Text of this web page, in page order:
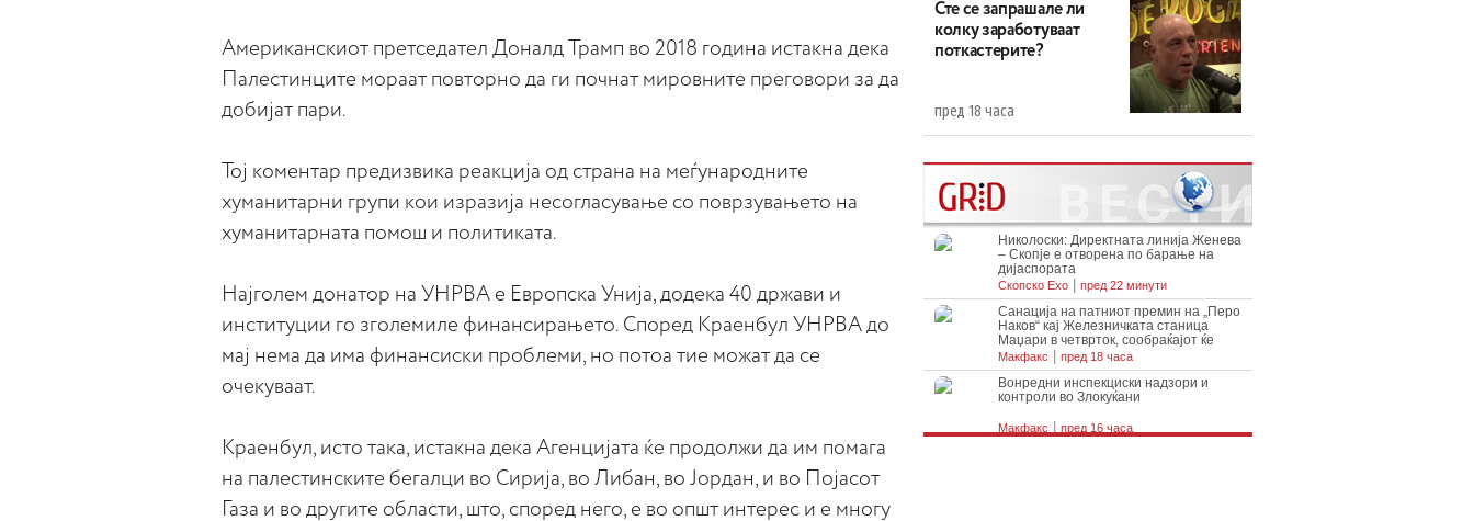
Американскиот претседател Доналд Трамп во 2018 година истакна дека
Палестинците мораат повторно да ги почнат мировните преговори за да
добијат пари.
Тој коментар предизвика реакција од страна на меѓународните
хуманитарни групи кои изразија несогласување со поврзувањето на
хуманитарната помош и политиката.
Најголем донатор на УНРВА е Европска Унија, додека 40 држави и
институции го зголемиле финансирањето. Според Краенбул УНРВА до
мај нема да има финансиски проблеми, но потоа тие можат да се
очекуваат.
Краенбул, исто така, истакна дека Агенцијата ќе продолжи да им помага
на палестинските бегалци во Сирија, во Либан, во Јордан, и во Појасот
Газа и во другите области, што, според него, е во општ интерес и е многу
Сте се запрашале ли
колку заработуваат
поткастерите?
пред 18 часа